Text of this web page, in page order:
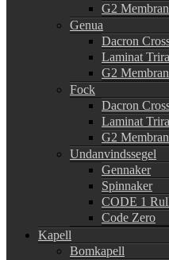
G2
Genua
Dacron
Laminat
G2
Fock
Dacron
Laminat
G2
Undanvindssegel
Gennaker
Spinnaker
CODE 1
Code Zero
Kapell
Bomkapell